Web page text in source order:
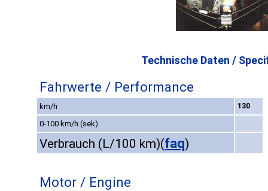
Technische Daten /
Fahrwerte / Performance
km/h 130
0-100 km/h (sek)
Verbrauch (L/100 km)(faq)
Motor / Engine